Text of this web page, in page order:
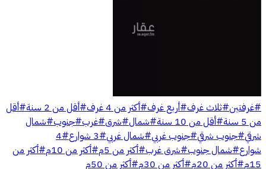
#غرفتين#ثلاث غرف#أربع غرف#أكثر من 4 غرف #أقل من 2 سنة #أقل
من 5 سنة
#أقل من 10 سنة #شمال#شرق#غرب#جنوب#شمال
شرقي#جنوب شرقي#جنوب غربي#شمال غربي#3 شوارع #
4
شوارع#شمال جنوب#شرق غرب#أكثر من 5م #أكثر من 10م #أكثر من
15م #أكثر من 20م #أكثر من 30م #أكثر من 50م